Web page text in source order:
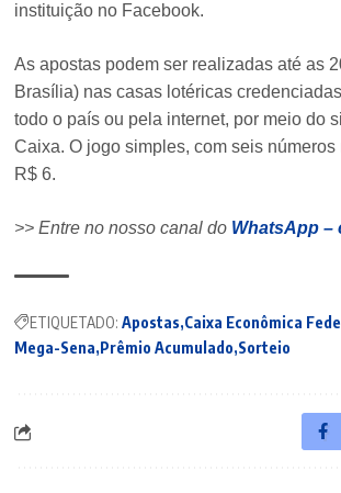
instituição no Facebook.
As apostas podem ser realizadas até as
Brasília) nas casas lotéricas
todo o país ou pela internet, por meio do
Caixa. O jogo simples, com seis números
R$ 6.
>> Entre no nosso canal do WhatsApp –
ETIQUETADO: Apostas Caixa Econômica
Mega-Sena Prêmio Acumulado Sorteio